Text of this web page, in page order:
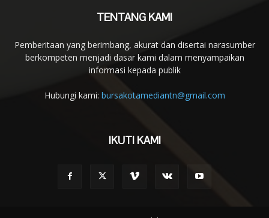
TENTANG KAMI
Pemberitaan yang berimbang, akurat dan disertai narasumber
berkompeten menjadi dasar kami dalam menyampaikan
informasi kepada publik
Hubungi kami: bursakotamediantn@gmail.com
IKUTI KAMI